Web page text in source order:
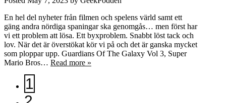
En hel del nyheter från filmen och spelens värld samt ett
gäng andra nördiga spaningar ska genomgås… men först har
vi ett problem att lösa. Ett byxproblem. Snabbt löst tack och
lov. När det är överstökat kör vi på och det är ganska mycket
som ploppar upp. Guardians Of The Galaxy Vol 3, Super
Mario Bros… Read more »
1